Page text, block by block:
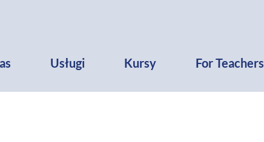
Usługi Kursy For Teachers